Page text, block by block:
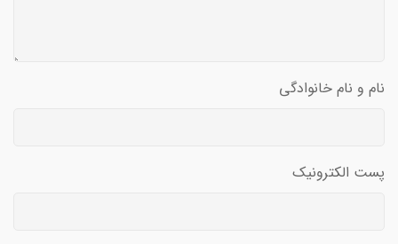
نام و نام خانوادگی
پست الکترونیک